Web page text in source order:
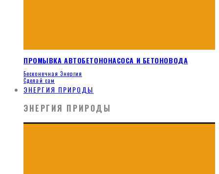
ПРОМЫВКА АВТОБЕТОНОНАСОСА И БЕТОНОВОДА
Бесконечная Энергия
Сделай сам
ЭНЕРГИЯ ПРИРОДЫ
ЭНЕРГИЯ ПРИРОДЫ